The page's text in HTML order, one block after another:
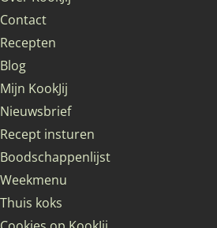
Contact
Recepten
Blog
Mijn KookJij
Nieuwsbrief
Recept insturen
Boodschappenlijst
Weekmenu
Thuis koks